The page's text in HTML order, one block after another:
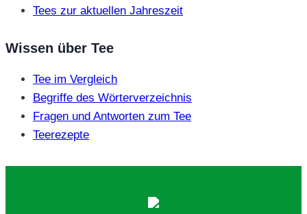
Tees zur aktuellen Jahreszeit
Wissen über Tee
Tee im Vergleich
Begriffe des Wörterverzeichnis
Fragen und Antworten zum Tee
Teerezepte